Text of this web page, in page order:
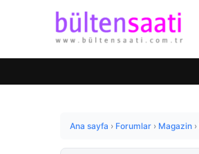
Ana sayfa › Forumlar › Magazin ›